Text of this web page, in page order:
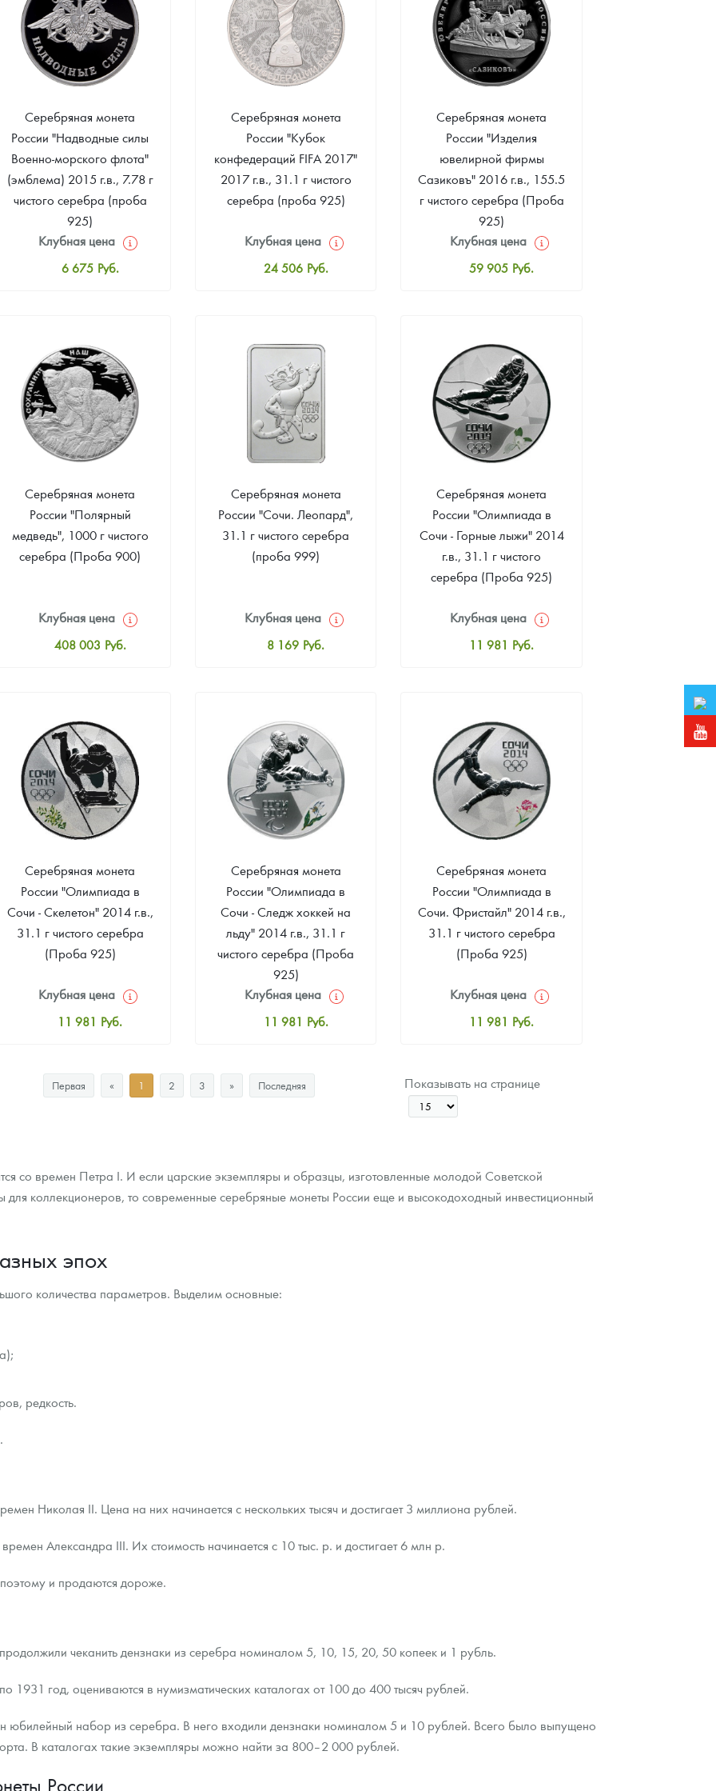
Серебряная монета
России "Надводные силы
Военно-морского флота"
(эмблема) 2015 г.в., 7.78 г
чистого серебра (проба
925)
Клубная цена
6 675 Руб.
Звоните
Серебряная монета
России "Кубок
конфедераций FIFA 2017"
2017 г.в., 31.1 г чистого
серебра (проба 925)
Клубная цена
24 506 Руб.
Звоните
Серебряная монета
России "Изделия
ювелирной фирмы
Сазиковъ" 2016 г.в., 155.5
г чистого серебра (Проба
925)
Клубная цена
59 905 Руб.
Звоните
Серебряная монета
России "Полярный
медведь", 1000 г чистого
серебра (Проба 900)
Клубная цена
408 003 Руб.
Звоните
Серебряная монета
России "Сочи. Леопард",
31.1 г чистого серебра
(проба 999)
Клубная цена
8 169 Руб.
5 555 Руб.
Серебряная монета
России "Олимпиада в
Сочи - Горные лыжи" 2014
г.в., 31.1 г чистого
серебра (Проба 925)
Клубная цена
11 981 Руб.
Звоните
Серебряная монета
России "Олимпиада в
Сочи - Скелетон" 2014 г.в.,
31.1 г чистого серебра
(Проба 925)
Клубная цена
11 981 Руб.
12 526 Руб.
Цена выкупа
Серебряная монета
России "Олимпиада в
Сочи - Следж хоккей на
льду" 2014 г.в., 31.1 г
чистого серебра (Проба
925)
Клубная цена
11 981 Руб.
12 526 Руб.
Цена выкупа
Серебряная монета
России "Олимпиада в
Сочи. Фристайл" 2014 г.в.,
31.1 г чистого серебра
(Проба 925)
Клубная цена
11 981 Руб.
Цена выкупа
Первая « 1 2 3 » Последняя Показывать на странице
со времен Петра I. И если царские экземпляры и образцы, изготовленные молодой Советской
для коллекционеров, то современные серебряные монеты России еще и высокодоходный инвестиционный
эпох
количества параметров. Выделим основные:
редкость.
Николая II. Цена на них начинается с нескольких тысяч и достигает 3 миллиона рублей.
Александра III. Их стоимость начинается с 10 тыс. р. и достигает 6 млн р.
и продаются дороже.
чеканить дензнаки из серебра номиналом 5, 10, 15, 20, 50 копеек и 1 рубль.
год, оцениваются в нумизматических каталогах от 100 до 400 тысяч рублей.
юбилейный набор из серебра. В него входили дензнаки номиналом 5 и 10 рублей. Всего было выпущено
В каталогах такие экземпляры можно найти за 800–2 000 рублей.
России